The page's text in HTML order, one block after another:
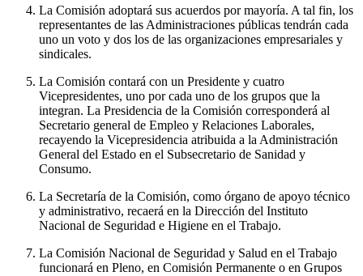
La Comisión adoptará sus acuerdos por mayoría. A tal fin, los
representantes de las Administraciones públicas tendrán cada
uno un voto y dos los de las organizaciones empresariales y
sindicales.
La Comisión contará con un Presidente y cuatro
Vicepresidentes, uno por cada uno de los grupos que la
integran. La Presidencia de la Comisión corresponderá al
Secretario general de Empleo y Relaciones Laborales,
recayendo la Vicepresidencia atribuida a la Administración
General del Estado en el Subsecretario de Sanidad y
Consumo.
La Secretaría de la Comisión, como órgano de apoyo técnico
y administrativo, recaerá en la Dirección del Instituto
Nacional de Seguridad e Higiene en el Trabajo.
La Comisión Nacional de Seguridad y Salud en el Trabajo
funcionará en Pleno, en Comisión Permanente o en Grupos